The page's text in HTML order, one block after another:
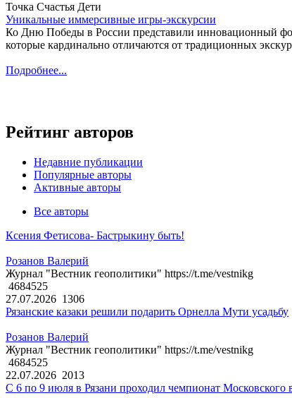
Точка Счастья Дети
Уникальные иммерсивные игры-экскурсии
Ко Дню Победы в России представили инновационный
которые кардинально отличаются от традиционных
Подробнее...
Рейтинг авторов
Недавние публикации
Популярные авторы
Активные авторы
Все авторы
Ксения Фетисова- Бастрыкину быть!
Розанов Валерий
Журнал "Вестник геополитики" https://t.me/vestnikg
4684525
27.07.2026 1306
Рязанские казаки решили подарить Орнелла Мути усадьбу
Розанов Валерий
Журнал "Вестник геополитики" https://t.me/vestnikg
4684525
22.07.2026 2013
С 6 по 9 июля в Рязани проходил чемпионат Московского